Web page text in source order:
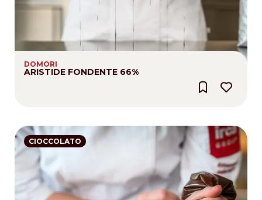
DOMORI
ARISTIDE FONDENTE 66%
CIOCCOLATO